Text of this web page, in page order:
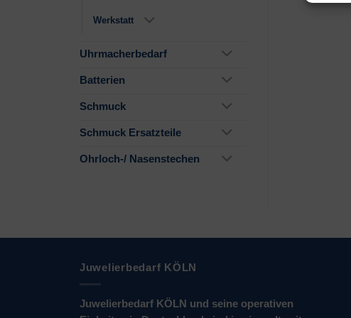
Werkstatt
Uhrmacherbedarf
Batterien
Schmuck
Schmuck Ersatzteile
Ohrloch-/ Nasenstechen
Juwelierbedarf KÖLN
Juwelierbedarf KÖLN und seine operativen